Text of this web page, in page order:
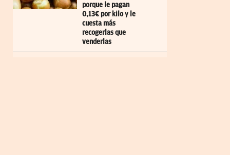
porque le pagan
0,13€ por kilo y le
cuesta más
recogerlas que
venderlas